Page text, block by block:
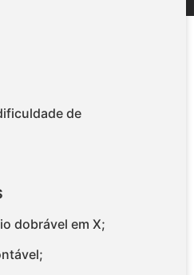
de
dobrável em X;